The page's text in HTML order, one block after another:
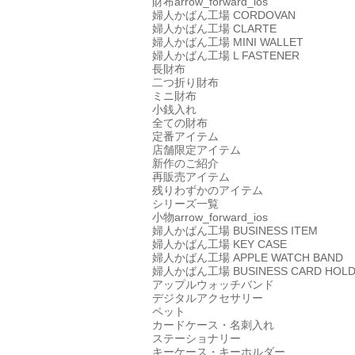
婦人かばん工場 CORDOVAN
婦人かばん工場 CLARTE
婦人かばん工場 MINI WALLET
婦人かばん工場 L FASTENER
長財布
二つ折り財布
ミニ財布
小銭入れ
全ての財布
定番アイテム
店舗限定アイテム
新作のご紹介
再販売アイテム
残りわずかのアイテム
シリーズ一覧
小物arrow_forward_ios
婦人かばん工場 BUSINESS ITEM
婦人かばん工場 KEY CASE
婦人かばん工場 APPLE WATCH BAND
婦人かばん工場 BUSINESS CARD
アップルウォッチバンド
デジタルアクセサリー
ペット
カードケース・名刺入れ
ステーショナリー
キーケース・キーホルダー